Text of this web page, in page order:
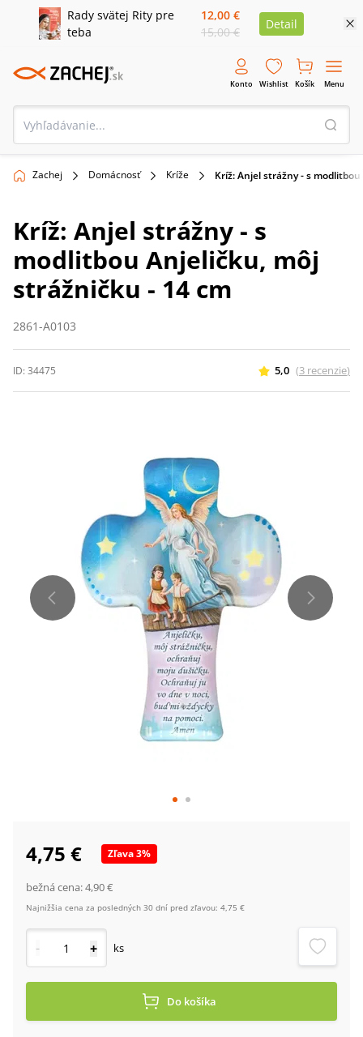
Rady svätej Rity pre
teba
12,00 €
15,00 €
Detail
Konto Wishlist Košík Menu
Zachej Domácnosť Kríže Kríž: Anjel strážny - s
Kríž: Anjel strážny - s
modlitbou Anjeličku, môj
strážničku - 14 cm
2861-A0103
ID: 34475 5,0 (3 recenzie)
4,75 € Zľava3%
bežná cena:4,90 €
Najnižšia cena za posledných 30 dní pred zľavou: 4,75 €
- + ks
Do košíka